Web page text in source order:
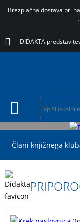
Brezplačna dostava pri
DIDAKTA
Člani knjižnega